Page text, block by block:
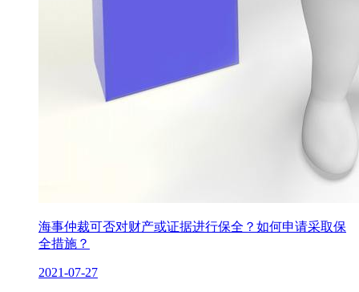
海事仲裁可否对财产或证据进行保全？如何申请采取保
全措施？
2021-07-27